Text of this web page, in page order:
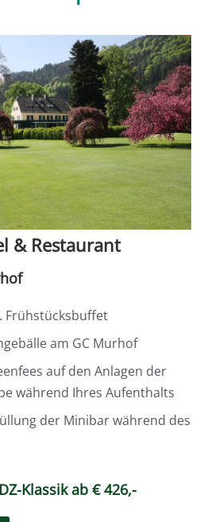
& Restaurant
Frühstücksbuffet
am GC Murhof
auf den Anlagen der
während Ihres Aufenthalts
der Minibar während des
Klassik ab € 426,-